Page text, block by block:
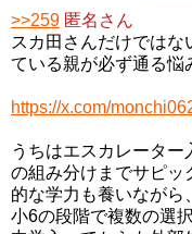
>>259 匿名さん
スカ田さんだけでは
ている親が必ず通る悩
https://x.com/
うちはエスカレータ
の組み分けまでサピッ
的な学力も養いながら
小6の段階で複数の選